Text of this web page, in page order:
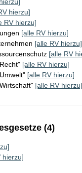
hierzu]
RV hierzu]
[alle RV hierzu]
[alle RV hierzu]
[alle RV
[alle RV hierzu]
[alle RV hierzu]
[alle RV hierzu]
(4)
hierzu]